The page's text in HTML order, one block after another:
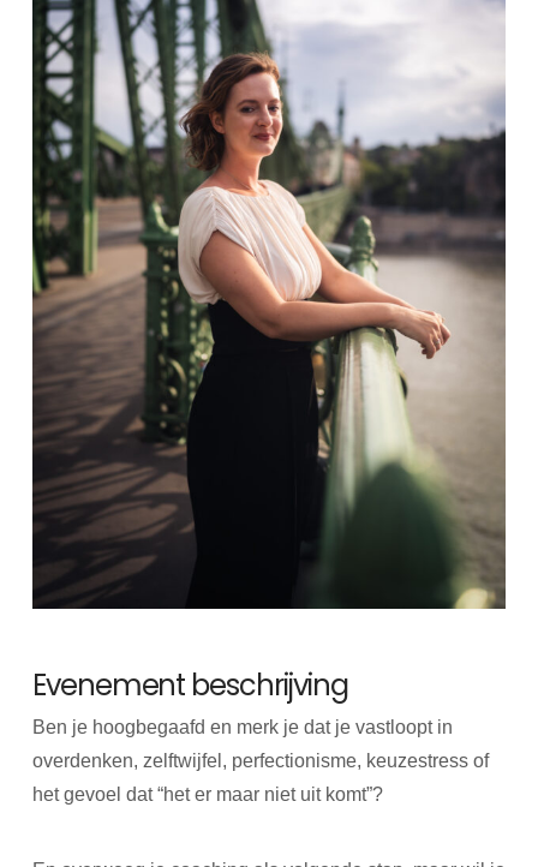
Evenement beschrijving
Ben je hoogbegaafd en merk je dat je vastloopt in
overdenken, zelftwijfel, perfectionisme, keuzestress of
het gevoel dat “het er maar niet uit komt”?